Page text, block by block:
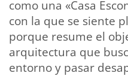
como una «Casa
con la que se siente
porque resume el
arquitectura que
entorno y pasar